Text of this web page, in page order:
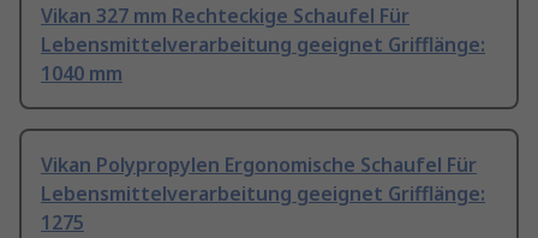
Vikan 327 mm Rechteckige Schaufel Für
Lebensmittelverarbeitung geeignet Grifflänge:
1040 mm
Vikan Polypropylen Ergonomische Schaufel Für
Lebensmittelverarbeitung geeignet Grifflänge:
1275